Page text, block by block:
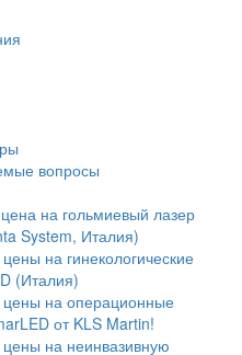
вопросы
на гольмиевый лазер
System, Италия)
на гинекологические
(Италия)
на операционные
от KLS Martin!
на неинвазивную